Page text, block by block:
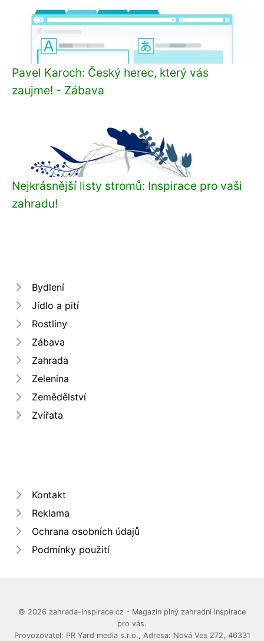
Pavel Karoch: Český herec, který vás
zaujme! - Zábava
Nejkrásnější listy stromů: Inspirace pro vaši
zahradu!
Bydlení
Jídlo a pití
Rostliny
Zábava
Zahrada
Zelenina
Zemědělství
Zvířata
Kontakt
Reklama
Ochrana osobních údajů
Podmínky použití
© 2026 zahrada-inspirace.cz - Magazín plný zahradní inspirace
pro vás.
Provozovatel: PR Yard media s.r.o., Adresa: Nová Ves 272, 46331